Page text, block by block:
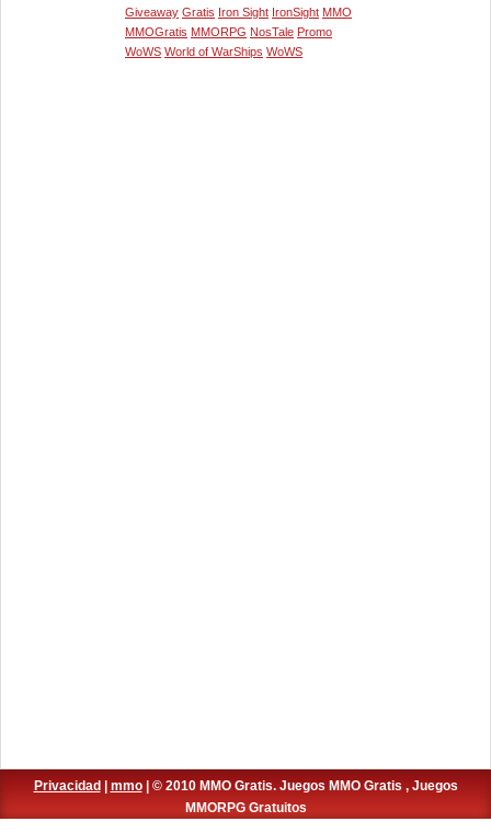
Giveaway Gratis Iron Sight IronSight MMO
MMOGratis MMORPG NosTale Promo
WoWS World of WarShips WoWS
Privacidad| mmo| © 2010 MMO Gratis. Juegos MMO Gratis , Juegos
MMORPG Gratuitos